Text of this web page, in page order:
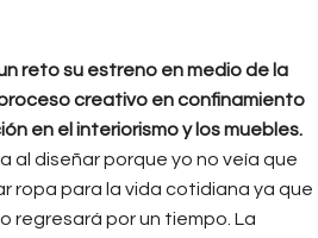
reto su estreno en medio de la
creativo en confinamiento
en el interiorismo y los muebles.
al diseñar porque yo no veía que
ropa para la vida cotidiana ya que
regresará por un tiempo. La